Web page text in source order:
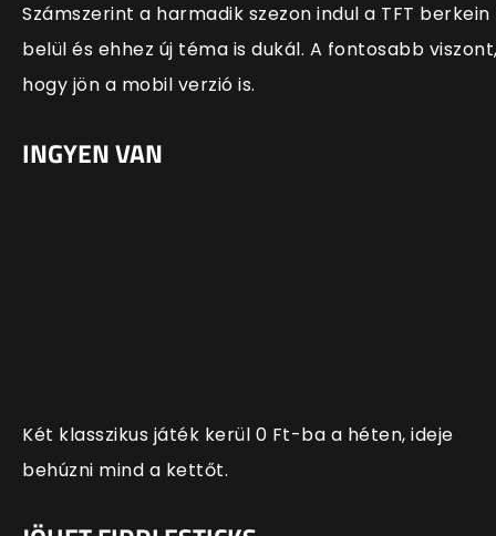
Számszerint a harmadik szezon indul a TFT berkein
belül és ehhez új téma is dukál. A fontosabb
hogy jön a mobil verzió is.
INGYEN VAN
Két klasszikus játék kerül 0 Ft-ba a héten, ideje
behúzni mind a kettőt.